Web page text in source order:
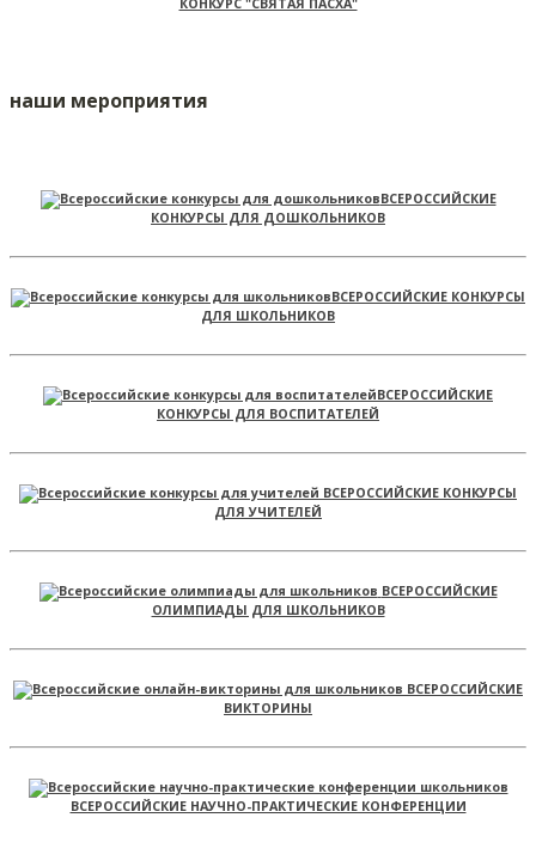
наши мероприятия
ВСЕРОССИЙСКИЕ
КОНКУРСЫ ДЛЯ ДОШКОЛЬНИКОВ
ВСЕРОССИЙСКИЕ КОНКУРСЫ
ДЛЯ ШКОЛЬНИКОВ
ВСЕРОССИЙСКИЕ
КОНКУРСЫ ДЛЯ ВОСПИТАТЕЛЕЙ
ВСЕРОССИЙСКИЕ КОНКУРСЫ
ДЛЯ УЧИТЕЛЕЙ
ВСЕРОССИЙСКИЕ
ОЛИМПИАДЫ ДЛЯ ШКОЛЬНИКОВ
ВСЕРОССИЙСКИЕ
ВИКТОРИНЫ
ВСЕРОССИЙСКИЕ НАУЧНО-ПРАКТИЧЕСКИЕ КОНФЕРЕНЦИИ